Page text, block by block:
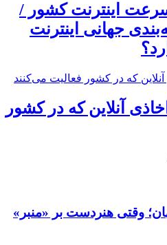
اینترنت کشور /
جهانی اینترنت
آنلاین که در کشور
وقتی هنردست بر «منبر»